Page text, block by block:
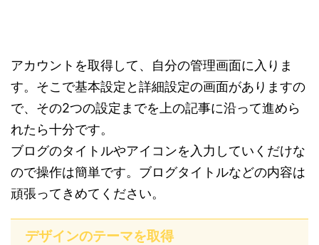
アカウントを取得して、自分の管理画面に入りま
す。そこで基本設定と詳細設定の画面がありますの
で、その2つの設定までを上の記事に沿って進めら
れたら十分です。
ブログのタイトルやアイコンを入力していくだけな
ので操作は簡単です。ブログタイトルなどの内容は
頑張ってきめてください。
デザインのテーマを取得